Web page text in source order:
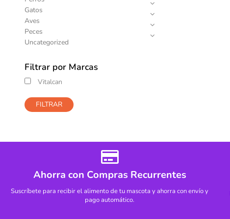
Gatos
Aves
Peces
Uncategorized
Filtrar por Marcas
Vitalcan
FILTRAR
Ahorra con Compras Recurrentes
Suscríbete para recibir el alimento de tu mascota y ahorra con envío y
pago automático.